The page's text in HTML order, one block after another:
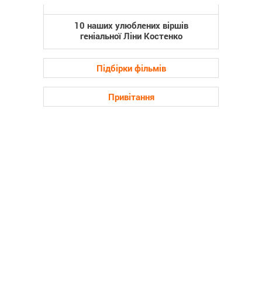
10 наших улюблених віршів
геніальної Ліни Костенко
Підбірки фільмів
Привітання